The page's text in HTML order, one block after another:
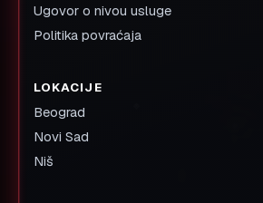
Ugovor o nivou usluge
Politika povraćaja
LOKACIJE
Beograd
Novi Sad
Niš